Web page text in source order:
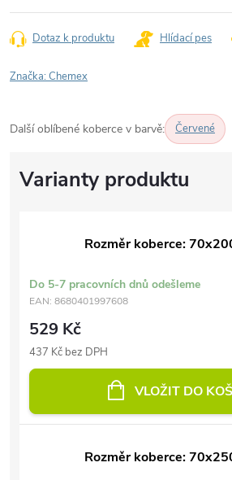
Dotaz k produktu Hlídací pes
Značka:Chemex
Další oblíbené koberce v barvě: Červené
Rozměr koberce:
Do 5-7 pracovních dnů odešleme
EAN: 8680401997608
529 Kč
437 Kč bez DPH
VLOŽIT DO
Rozměr koberce: